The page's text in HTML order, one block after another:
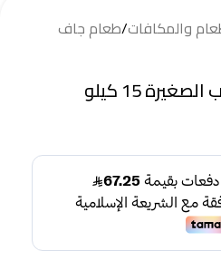
والمكافات/طعام جاف